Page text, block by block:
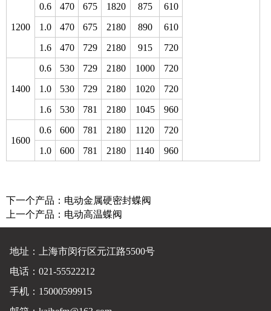
1200
0.6 470 675 1820 875
610
1.0
470 675 2180 890
610
1.6
470 729 2180 915 720
1400
0.6 530 729 2180 1000
720
1.0
530 729 2180 1020
720
1.6
530 781 2180 1045 960
1600
0.6 600 781 2180 1120
720
1.0
600 781 2180 1140 960
下一个产品： 电动金属硬密封蝶阀
上一个产品： 电动高温蝶阀
地址：上海市闵行区元江路5500号
电话：021-55522212
手机：15000599915